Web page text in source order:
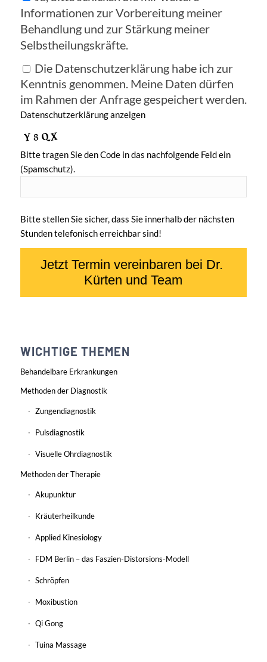
Informationen zur Vorbereitung meiner
Behandlung und zur Stärkung meiner
Selbstheilungskräfte.
Die Datenschutzerklärung habe ich zur
Kenntnis genommen. Meine Daten dürfen
im Rahmen der Anfrage gespeichert werden.
Datenschutzerklärung anzeigen
Bitte tragen Sie den Code in das nachfolgende Feld ein
(Spamschutz).
Bitte stellen Sie sicher, dass Sie innerhalb der nächsten
Stunden telefonisch erreichbar sind!
WICHTIGE THEMEN
Behandelbare Erkrankungen
Methoden der Diagnostik
Zungendiagnostik
Pulsdiagnostik
Visuelle Ohrdiagnostik
Methoden der Therapie
Akupunktur
Kräuterheilkunde
Applied Kinesiology
FDM Berlin – das Faszien-Distorsions-Modell
Schröpfen
Moxibustion
Qi Gong
Tuina Massage